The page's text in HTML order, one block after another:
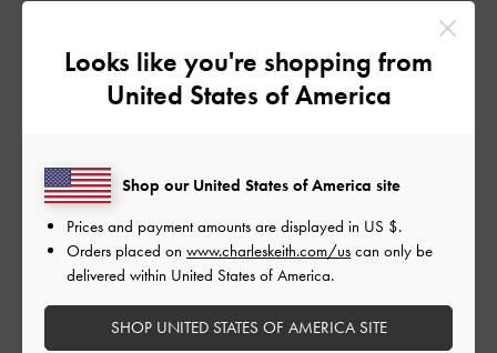
品質
とてもよかった
もっと見る
このレビューは役に立ちましたか？
Looks like you're shopping from
United States of America
Shop our United States of America site
Prices and payment amounts are displayed in US $.
Orders placed on www.charleskeith.com/us can only be
delivered within United States of America.
SHOP UNITED STATES OF AMERICA SITE